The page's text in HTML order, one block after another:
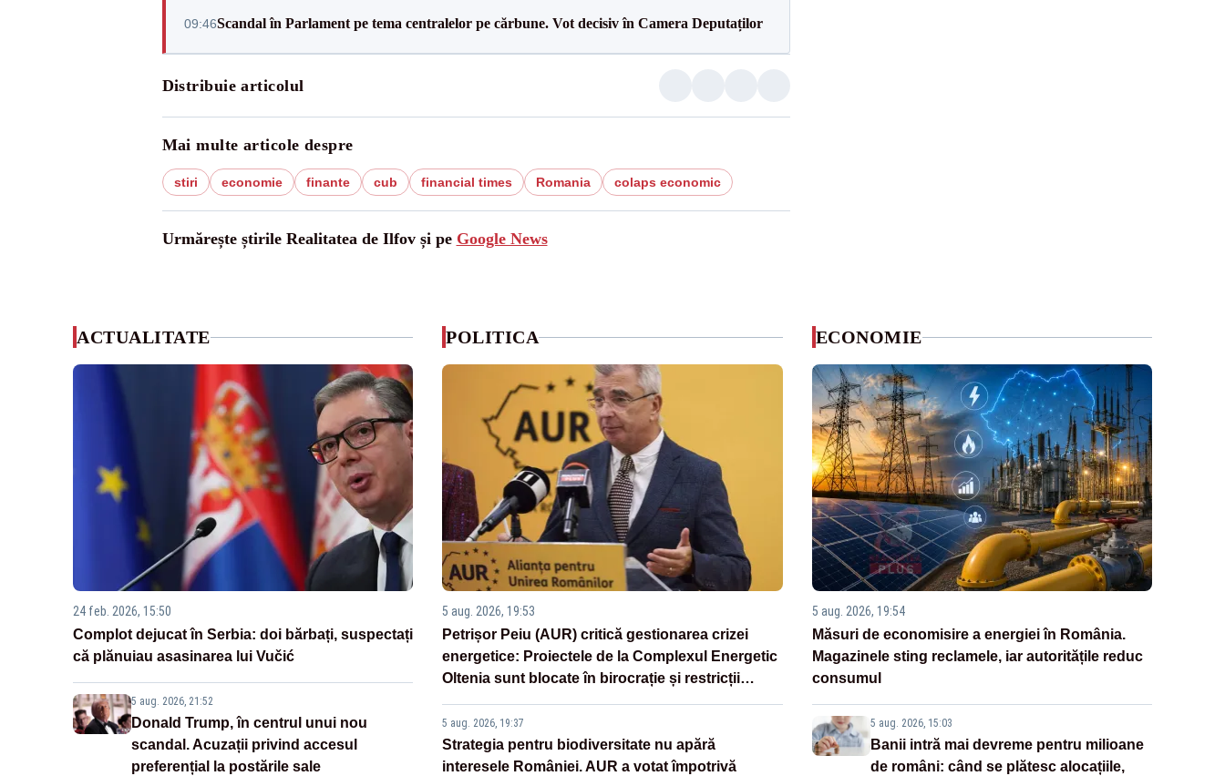
09:46Scandal în Parlament pe tema centralelor pe cărbune. Vot decisiv în Camera Deputaților
Distribuie articolul
Mai multe articole despre
stiri economie finante cub financial times Romania colaps economic
Urmărește știrile Realitatea de Ilfov și pe Google News
ACTUALITATE
24 feb. 2026, 15:50
Complot dejucat în Serbia: doi bărbați, suspectați
că plănuiau asasinarea lui Vučić
5 aug. 2026, 21:52
Donald Trump, în centrul unui nou
scandal. Acuzații privind accesul
preferențial la postările sale
POLITICA
5 aug. 2026, 19:53
Petrișor Peiu (AUR) critică gestionarea crizei
energetice: Proiectele de la Complexul Energetic
Oltenia sunt blocate în birocrație și restricții
5 aug. 2026, 19:37
Strategia pentru biodiversitate nu apără
interesele României. AUR a votat împotrivă
ECONOMIE
5 aug. 2026, 19:54
Măsuri de economisire a energiei în România.
Magazinele sting reclamele, iar autoritățile reduc
consumul
5 aug. 2026, 15:03
Banii intră mai devreme pentru milioane
de români: când se plătesc alocațiile,